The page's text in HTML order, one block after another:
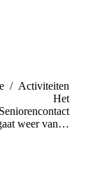
hier:Activiteiten
Het
Seniorencontact
weer van…